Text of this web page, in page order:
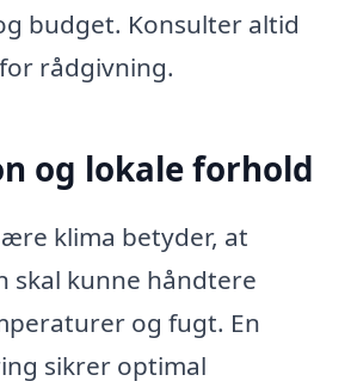
budget. Konsulter altid
rådgivning.
og lokale forhold
klima betyder, at
skal kunne håndtere
og fugt. En
sikrer optimal